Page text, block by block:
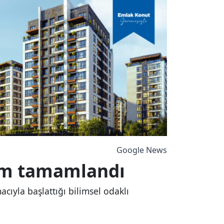
Google News
tamamlandı
başlattığı bilimsel odaklı